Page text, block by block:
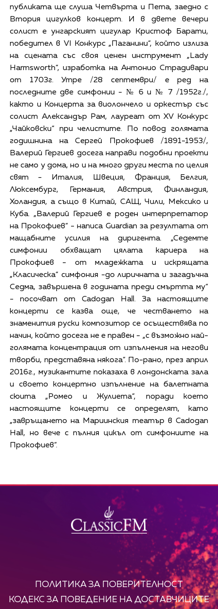
публиката ще слуша Четвърта и Пета, заедно с
Втория цигулков концерт. И в двете вечери
солист е унгарският цигулар Кристоф Барати,
победител в VI Конкурс „Паганини“, който излиза
на сцената със своя ценен инструмент „Lady
Harmsworth“, изработка на Антонио Страдивари
от 1703г. Утре /28 септември/ е ред на
последните две симфонии - № 6 и № 7 /1952г./,
както и Концерта за виолончело и оркестър със
солист Александър Рам, лауреат от XV Конкурс
„Чайковски“ при челистите. По повод голямата
годишнина на Сергей Прокофиев /1891-1953/,
Валерий Гергиев досега направи подобни проекти
не само у дома, но и на много други места по целия
свят - Италия, Швеция, Франция, Белгия,
Люксембург, Германия, Австрия, Финландия,
Холандия, а също в Китай, САЩ, Чили, Мексико и
Куба. „Валерий Гергиев е роден интерпретатор
на Прокофиев“ - написа Guardian за резултата от
мащабните усилия на диригента. „Седемте
симфонии обхващат цялата кариера на
Прокофиев - от младежката и искрящата
„Класическа“ симфония -до лиричната и загадъчна
Седма, завършена в годината преди смъртта му“
- посочват от Cadogan Hall. За настоящите
концерти се казва още, че честването на
знаменития руски композитор се осъществява по
начин, който досега не е правен - „с възможно най-
голямата концентрация от изпълнения на негови
творби, представяна някога“. По-рано, през април
2016г., музикантите показаха в лондонската зала
и своето концертно изпълнение на балетната
сюита „Ромео и Жулиета“, поради което
настоящите концерти се определят, като
„завръщането на Мариинския театър в Cadogan
Hall, но вече с пълния цикъл от симфониите на
Прокофиев“.
ПОЛИТИКА ЗА ПОВЕРИТЕЛНОСТ
КОДЕКС ЗА ПОВЕДЕНИЕ НА ДОСТАВЧИЦИТЕ